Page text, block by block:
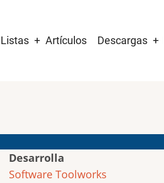
navigation
Listas Artículos Descargas
Desarrolla
Software Toolworks